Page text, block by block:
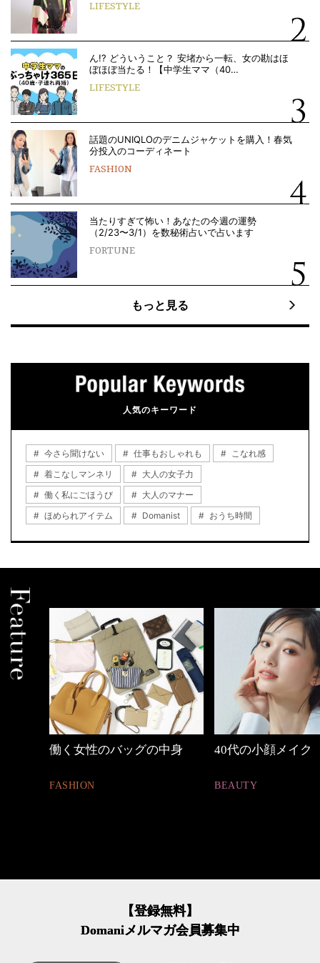
LIFESTYLE
ん!? どういうこと？ 安堵から一転、女の勘はほ
ぼほぼ当たる！【中学生ママ（40…
LIFESTYLE
話題のUNIQLOのデニムジャケットを購入！春気
分投入のコーディネート
FASHION
当たりすぎて怖い！あなたの今週の運勢
（2/23〜3/1）を数秘術占いで占います
FORTUNE
もっと見る
人気のキーワード
今さら聞けない 仕事もおしゃれも
こなれ感
着こなしマンネリ
大人の女子力
働く私にごほうび
大人のマナー
ほめられアイテム
Domanist おうち時間
く女性のバッグの中身 40代の小顔メイク
【登録無料】
Domaniメルマガ会員募集中